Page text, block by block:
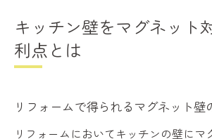
キッチン壁をマグネット
利点とは
リフォームで得られるマグネット壁
リフォームにおいてキッチンの壁にマ